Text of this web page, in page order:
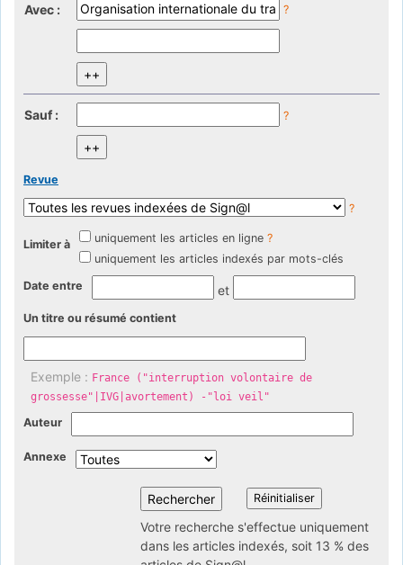
Avec :
?
Sauf : ?
Revue
?
Limiter à uniquement les articles en ligne ?
uniquement les articles indexés par mots-clés
Date entre et
Un titre ou résumé contient
Exemple : France ("interruption volontaire de
grossesse"|IVG|avortement) -"loi veil"
Auteur
Annexe
Votre recherche s'effectue uniquement
dans les articles indexés, soit 13 % des